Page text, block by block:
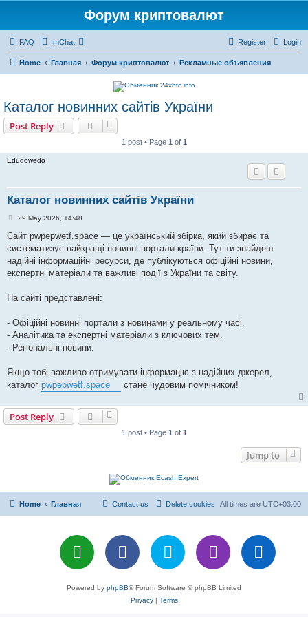
Форум криптовалют
FAQ mChat Login
Register
Home Главная Форум криптовалют Рекламные объявления
Каталог новинних сайтів України
Post Reply
1 post • Page 1 of 1
Edudowedo
Каталог новинних сайтів України
P
s
29 May 2026, 14:48
Сайт pwpepwetf.space — це український збірка, який збирає та
систематизує найкращі новинні портали країни. Тут ти знайдеш
надійні інформаційні ресурси, де публікуються офіційні новини,
експертні матеріали та важливі події з України та світу.
На сайті представлені:
- Офіційні новинні портали з новинами у реальному часі.
- Аналітика та експертні матеріали з ключових тем.
- Регіональні новини.
Якщо тобі важливо отримувати інформацію з надійних джерел,
каталог pwpepwetf.space стане чудовим помічником!
Post Reply
1 post • Page 1 of 1
Jump to
Home Главная All times are UTC+03:00
Delete cookies
Contact us
Powered by phpBB® Forum Software © phpBB Limited
Privacy| Terms